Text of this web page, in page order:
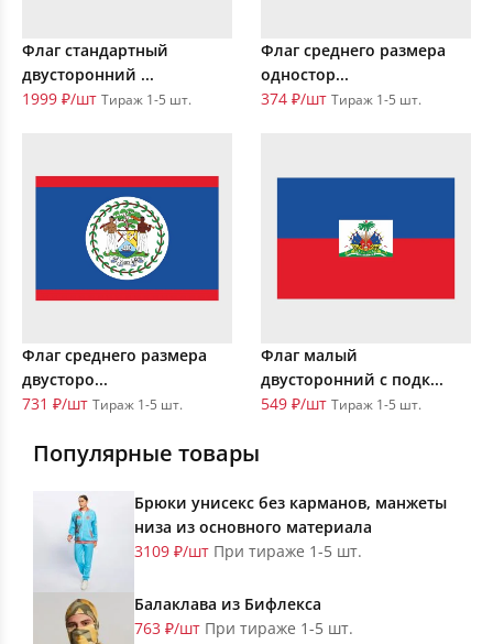
Флаг стандартный
двусторонний ...
1999 ₽/шт Тираж 1-5 шт.
Флаг среднего размера
одностор...
374 ₽/шт Тираж 1-5 шт.
Флаг среднего размера
двусторо...
731 ₽/шт Тираж 1-5 шт.
Флаг малый
двусторонний с подк...
549 ₽/шт Тираж 1-5 шт.
Популярные товары
Брюки унисекс без карманов, манжеты
низа из основного материала
3109 ₽/шт При тираже 1-5 шт.
Балаклава из Бифлекса
763 ₽/шт При тираже 1-5 шт.